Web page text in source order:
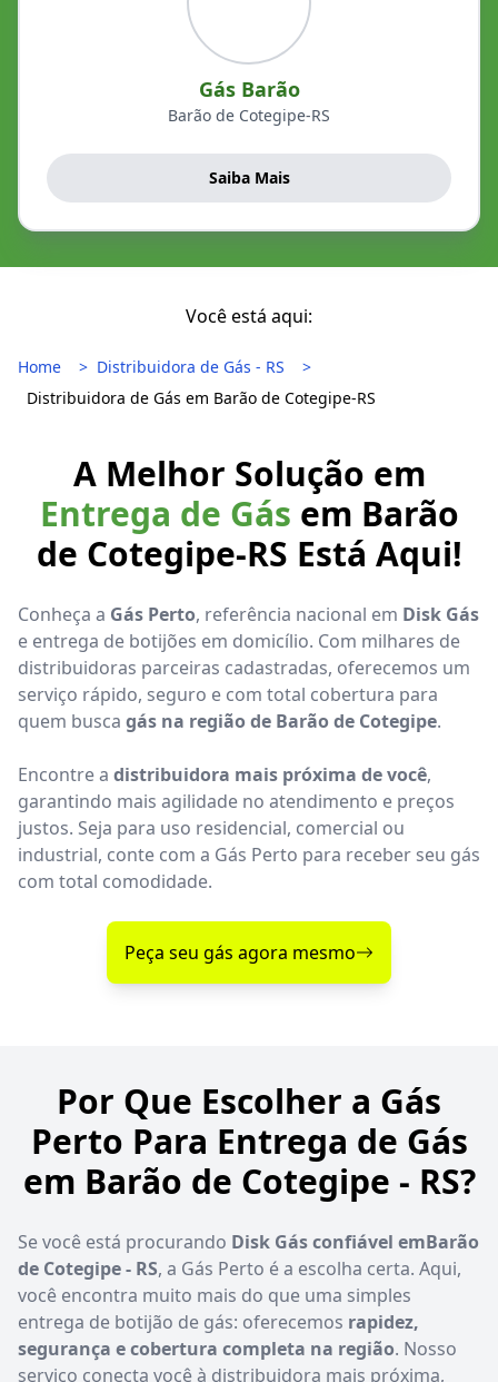
Gás Barão
Barão de Cotegipe-RS
Saiba Mais
Você está aqui:
Home
Distribuidora de Gás - RS
Distribuidora de Gás em Barão de Cotegipe-RS
A Melhor Solução em
Entrega de Gás em Barão
de Cotegipe-RS Está Aqui!
Conheça a Gás Perto, referência nacional em Disk Gás
e entrega de botijões em domicílio. Com milhares de
distribuidoras parceiras cadastradas, oferecemos um
serviço rápido, seguro e com total cobertura para
quem busca gás na região de Barão de Cotegipe.
Encontre a distribuidora mais próxima de você,
garantindo mais agilidade no atendimento e preços
justos. Seja para uso residencial, comercial ou
industrial, conte com a Gás Perto para receber seu gás
com total comodidade.
Peça seu gás agora mesmo
Por Que Escolher a Gás
Perto Para Entrega de Gás
em Barão de Cotegipe - RS?
Se você está procurando Disk Gás confiável emBarão
de Cotegipe - RS, a Gás Perto é a escolha certa. Aqui,
você encontra muito mais do que uma simples
entrega de botijão de gás: oferecemos rapidez,
segurança e cobertura completa na região. Nosso
serviço conecta você à distribuidora mais próxima,